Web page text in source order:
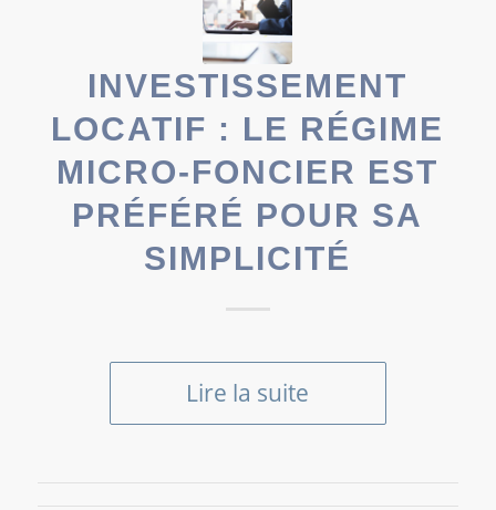
INVESTISSEMENT
LOCATIF : LE RÉGIME
MICRO-FONCIER EST
PRÉFÉRÉ POUR SA
SIMPLICITÉ
Lire la suite